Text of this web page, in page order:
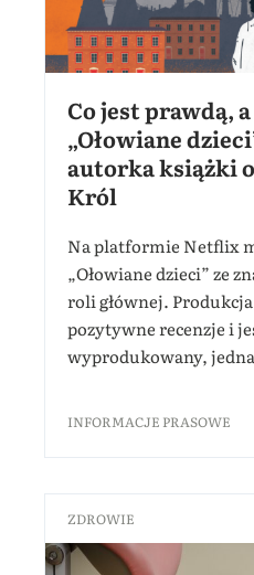
Co jest prawdą,
„Ołowiane
autorka książki
Król
Na platformie Netflix
„Ołowiane dzieci” ze
roli głównej. Produkcja
pozytywne recenzje i
wyprodukowany,
INFORMACJE PRASOWE
ZDROWIE